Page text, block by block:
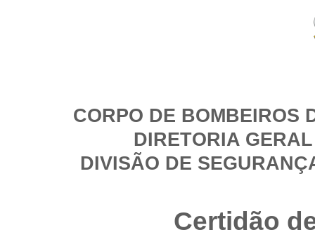
CORPO DE BOMBEIROS
DIRETORIA
DIVISÃO DE
Certidão